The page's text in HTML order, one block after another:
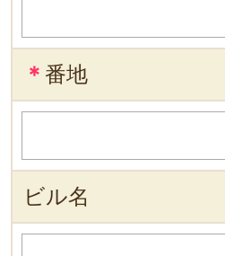
＊ 番地
ビル名